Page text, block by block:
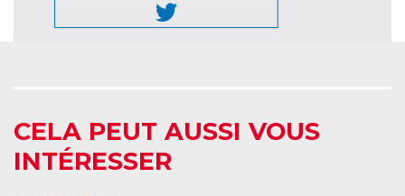
CELA PEUT AUSSI VOUS
INTÉRESSER